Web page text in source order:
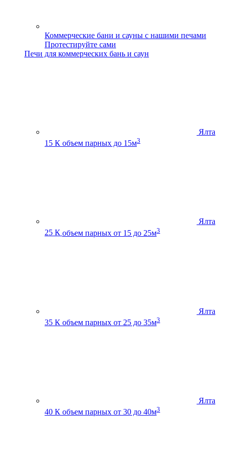
Коммерческие бани и сауны с нашими печами
Протестируйте сами
Печи для коммерческих бань и саун
Ялта
15 К объем парных до 15м3
Ялта
25 К объем парных от 15 до 25м3
Ялта
35 К объем парных от 25 до 35м3
Ялта
40 К объем парных от 30 до 40м3